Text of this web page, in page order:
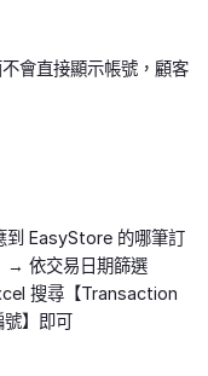
會直接顯示帳號，顧客
到 EasyStore 的哪筆訂
→ 依交易日期篩選
搜尋【Transaction
】即可